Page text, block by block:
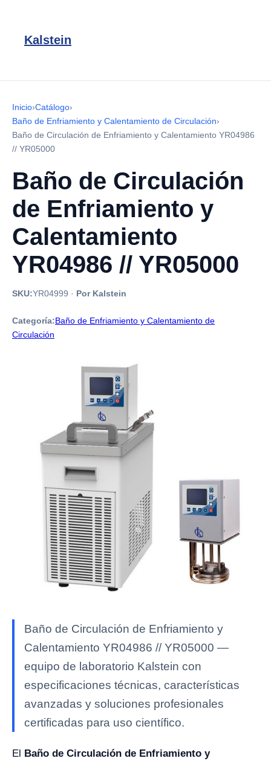
Kalstein
Inicio›Catálogo›
Baño de Enfriamiento y Calentamiento de Circulación›
Baño de Circulación de Enfriamiento y Calentamiento YR04986
// YR05000
Baño de Circulación
de Enfriamiento y
Calentamiento
YR04986 // YR05000
SKU:YR04999 · Por Kalstein
Categoría:Baño de Enfriamiento y Calentamiento de
Circulación
Baño de Circulación de Enfriamiento y
Calentamiento YR04986 // YR05000 —
equipo de laboratorio Kalstein con
especificaciones técnicas, características
avanzadas y soluciones profesionales
certificadas para uso científico.
El
Baño de Circulación de Enfriamiento y